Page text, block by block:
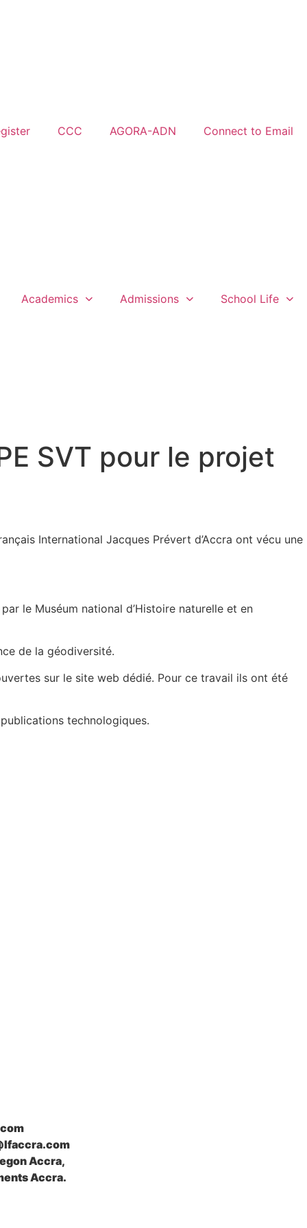
CCC AGORA-ADN Connect to Email
Academics Admissions School Life
SVT pour le projet
International Jacques Prévert d’Accra ont vécu une
le Muséum national d’Histoire naturelle et en
de la géodiversité.
sur le site web dédié. Pour ce travail ils ont été
technologiques.
Accra,
Accra.